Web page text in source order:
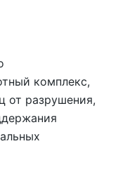
комплекс,
от разрушения,